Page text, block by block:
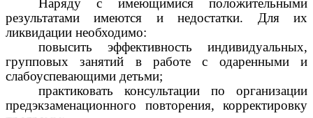
Наряду с имеющимися положительными
результатами имеются и недостатки. Для их
ликвидации необходимо:
повысить эффективность индивидуальных,
групповых занятий в работе с одаренными и
слабоуспевающими детьми;
практиковать консультации по организации
предэкзаменационного повторения, корректировку